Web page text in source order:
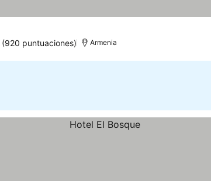
(920 puntuaciones) Armenia